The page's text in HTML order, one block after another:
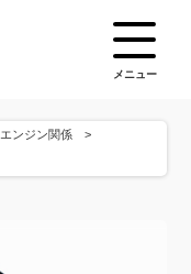
メニュー
エンジン関係